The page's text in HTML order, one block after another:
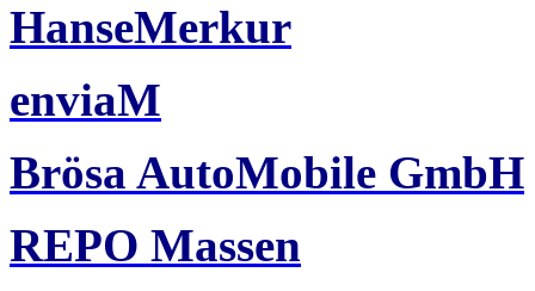
HanseMerkur
enviaM
Brösa AutoMobile GmbH
REPO Massen